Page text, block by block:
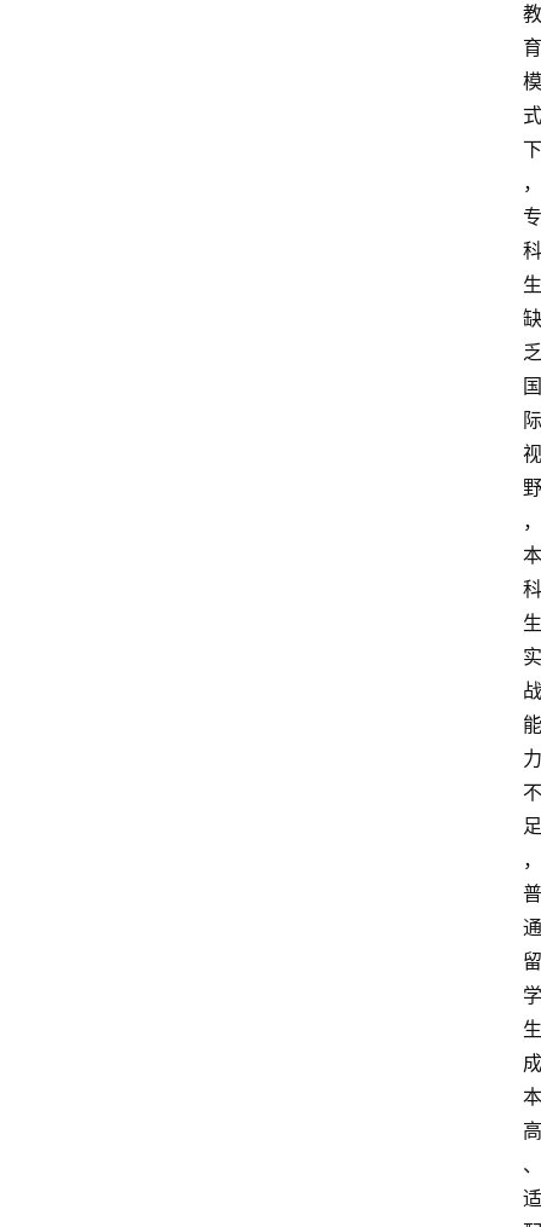
教
育
模
式
下
，
专
科
生
缺
乏
国
际
视
野
，
本
科
生
实
战
能
力
不
足
，
普
通
留
学
生
成
本
高
、
适